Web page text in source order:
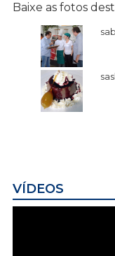
Baixe as fotos
VÍDEOS